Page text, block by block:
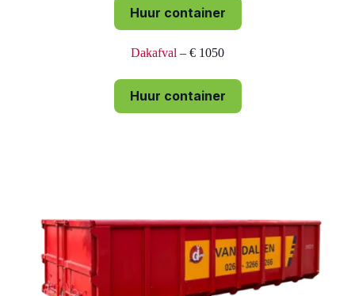
Huur container
Dakafval – € 1050
Huur container